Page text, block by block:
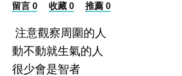
留言 0 收藏 0 推薦 0
注意觀察周圍的人
動不動就生氣的人
很少會是智者